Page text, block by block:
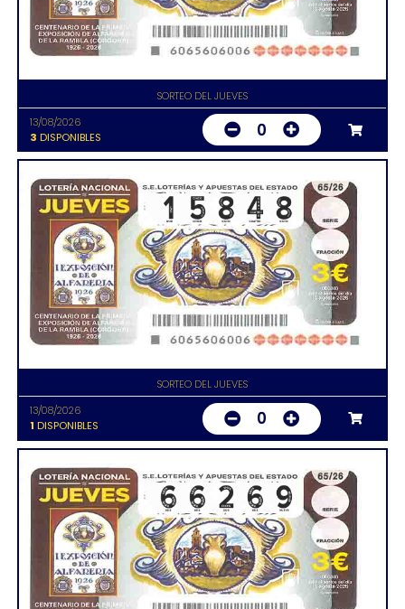
SORTEO DEL JUEVES
13/08/2026
3 DISPONIBLES 0
SORTEO DEL JUEVES
13/08/2026
1 DISPONIBLES 0